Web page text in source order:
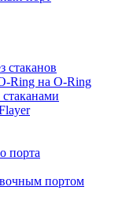
стаканов
Ring на O-Ring
порта
портом